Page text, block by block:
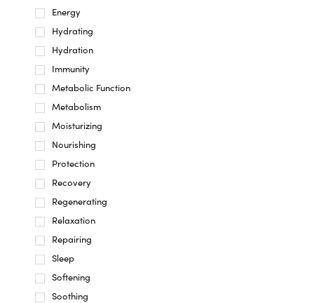
Energy
Hydrating
Hydration
Immunity
Metabolic Function
Metabolism
Moisturizing
Nourishing
Protection
Recovery
Regenerating
Relaxation
Repairing
Sleep
Softening
Soothing